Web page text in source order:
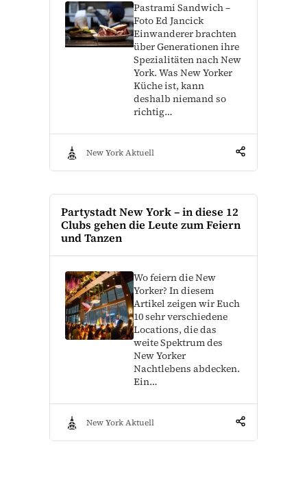
Pastrami Sandwich –
Foto Ed Jancick
Einwanderer brachten
über Generationen ihre
Spezialitäten nach New
York. Was New Yorker
Küche ist, kann
deshalb niemand so
richtig…
New York Aktuell
Partystadt New York – in diese 12
Clubs gehen die Leute zum Feiern
und Tanzen
Wo feiern die New
Yorker? In diesem
Artikel zeigen wir Euch
10 sehr verschiedene
Locations, die das
weite Spektrum des
New Yorker
Nachtlebens abdecken.
Ein…
New York Aktuell